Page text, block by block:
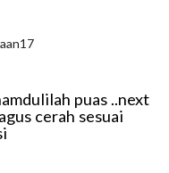
puas ..next
cerah sesuai